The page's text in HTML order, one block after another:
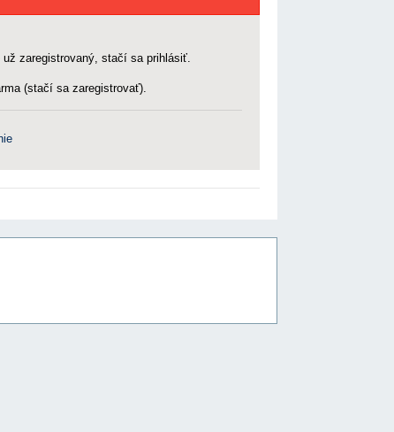
zaregistrovaný, stačí sa prihlásiť.
(stačí sa zaregistrovať).